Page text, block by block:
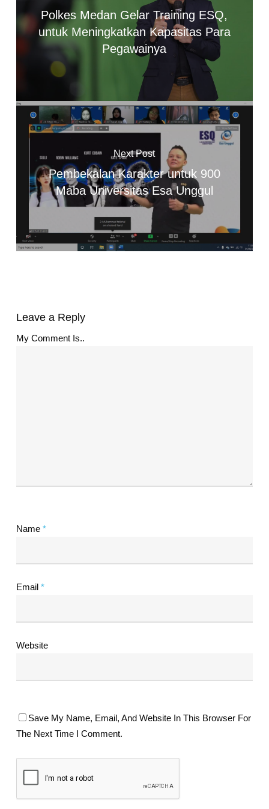
Polkes Medan Gelar Training ESQ,
untuk Meningkatkan Kapasitas Para
Pegawainya
Next Post
Pembekalan Karakter untuk 900
Maba Universitas Esa Unggul
Leave a Reply
My Comment Is..
Name *
Email *
Website
Save My Name, Email, And Website In This Browser For
The Next Time I Comment.